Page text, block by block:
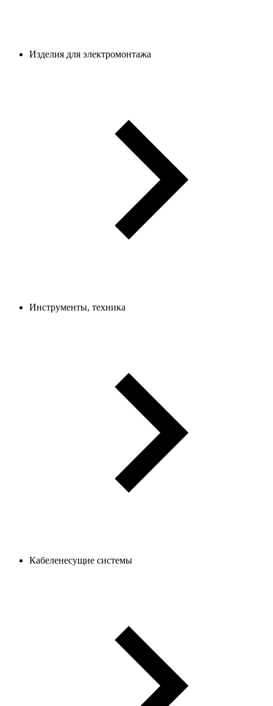
Изделия для электромонтажа
Инструменты, техника
Кабеленесущие системы